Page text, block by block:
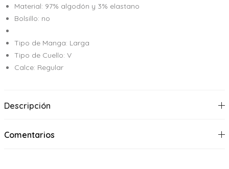
Material: 97% algodón y 3% elastano
Bolsillo: no
Tipo de Manga: Larga
Tipo de Cuello: V
Calce: Regular
Descripción
Comentarios